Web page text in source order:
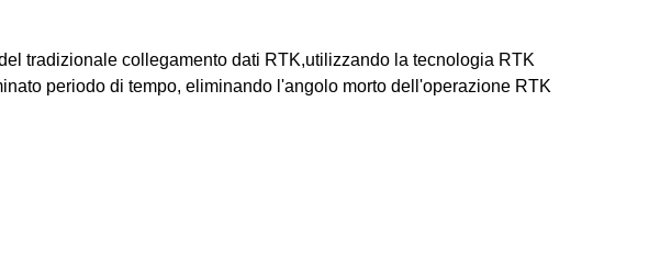
tradizionale collegamento dati RTK,utilizzando la tecnologia RTK
periodo di tempo, eliminando l'angolo morto dell'operazione RTK